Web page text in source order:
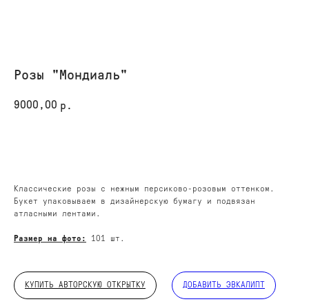
Розы "Мондиаль"
9000,00 р.
Классические розы с нежным персиково-розовым оттенком.
Букет упаковываем в дизайнерскую бумагу и подвязан
атласными лентами.
Размер на фото: 101 шт.
КУПИТЬ АВТОРСКУЮ ОТКРЫТКУ ДОБАВИТЬ ЭВКАЛИПТ